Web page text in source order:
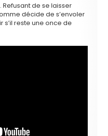
Refusant de se laisser
décide de s’envoler
s’il reste une once de